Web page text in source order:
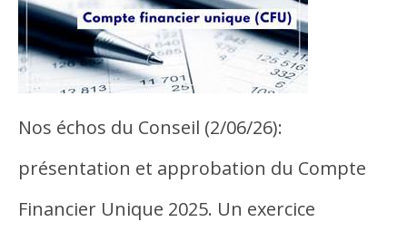
Nos échos du Conseil (2/06/26):
présentation et approbation du Compte
Financier Unique 2025. Un exercice